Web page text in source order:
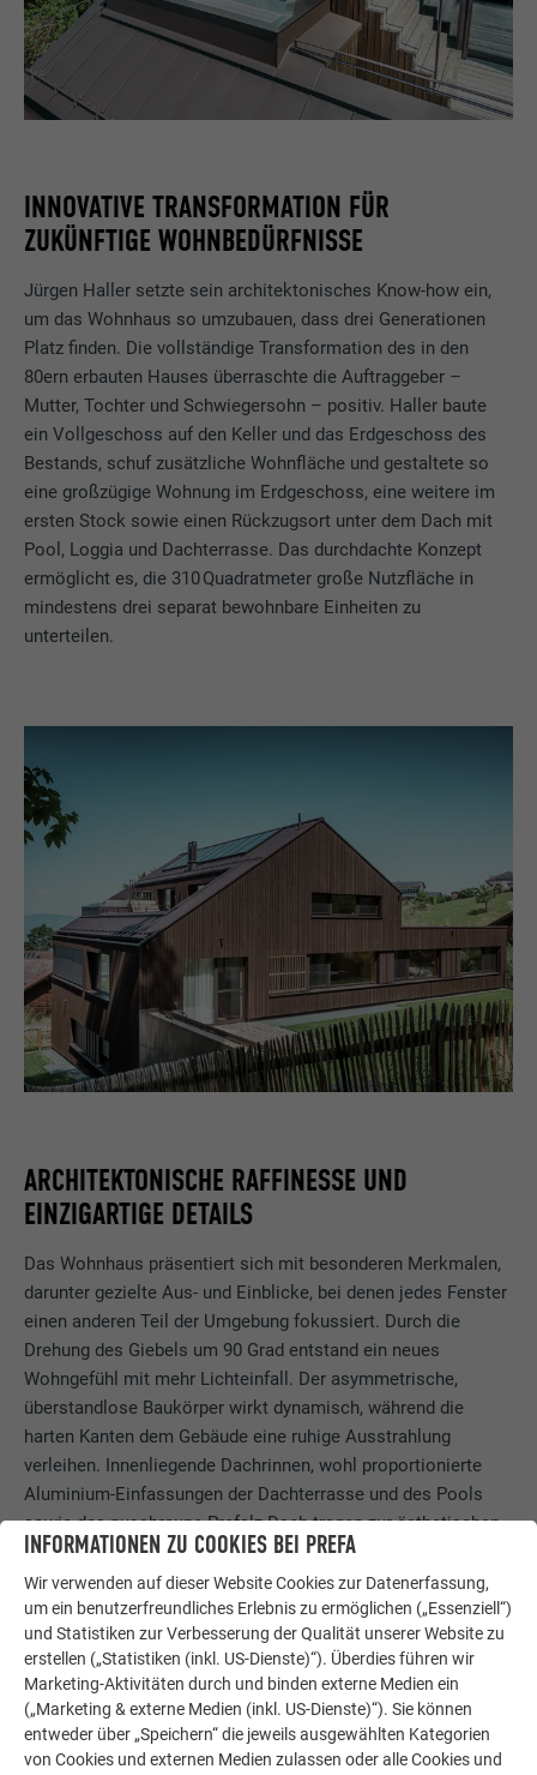
INNOVATIVE TRANSFORMATION FÜR
ZUKÜNFTIGE WOHNBEDÜRFNISSE
Jürgen Haller setzte sein architektonisches Know-how ein,
um das Wohnhaus so umzubauen, dass drei Generationen
Platz finden. Die vollständige Transformation des in den
80ern erbauten Hauses überraschte die Auftraggeber –
Mutter, Tochter und Schwiegersohn – positiv. Haller baute
ein Vollgeschoss auf den Keller und das Erdgeschoss des
Bestands, schuf zusätzliche Wohnfläche und gestaltete so
eine großzügige Wohnung im Erdgeschoss, eine weitere im
ersten Stock sowie einen Rückzugsort unter dem Dach mit
Pool, Loggia und Dachterrasse. Das durchdachte Konzept
ermöglicht es, die 310 Quadratmeter große Nutzfläche in
mindestens drei separat bewohnbare Einheiten zu
unterteilen.
ARCHITEKTONISCHE RAFFINESSE UND
EINZIGARTIGE DETAILS
Das Wohnhaus präsentiert sich mit besonderen Merkmalen,
darunter gezielte Aus- und Einblicke, bei denen jedes Fenster
einen anderen Teil der Umgebung fokussiert. Durch die
Drehung des Giebels um 90 Grad entstand ein neues
Wohngefühl mit mehr Lichteinfall. Der asymmetrische,
überstandlose Baukörper wirkt dynamisch, während die
harten Kanten dem Gebäude eine ruhige Ausstrahlung
verleihen. Innenliegende Dachrinnen, wohl proportionierte
Aluminium-Einfassungen der Dachterrasse und des Pools
sowie das nussbraune Prefalz Dach tragen zur ästhetischen
Harmonie bei.
INFORMATIONEN ZU COOKIES BEI PREFA
Wir verwenden auf dieser Website Cookies zur Datenerfassung,
um ein benutzerfreundliches Erlebnis zu ermöglichen („Essenziell“)
und Statistiken zur Verbesserung der Qualität unserer Website zu
erstellen („Statistiken (inkl. US-Dienste)“). Überdies führen wir
Marketing-Aktivitäten durch und binden externe Medien ein
(„Marketing & externe Medien (inkl. US-Dienste)“). Sie können
entweder über „Speichern“ die jeweils ausgewählten Kategorien
von Cookies und externen Medien zulassen oder alle Cookies und